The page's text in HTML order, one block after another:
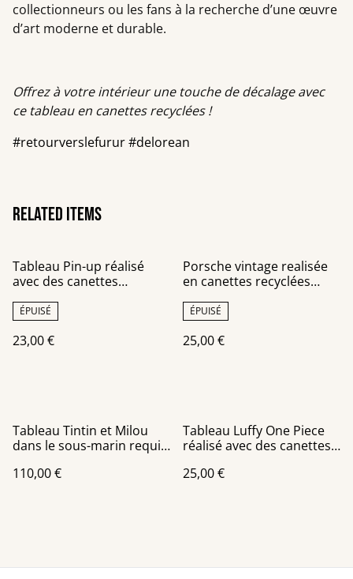
collectionneurs ou les fans à la recherche d’une œuvre
d’art moderne et durable.
Offrez à votre intérieur une touche de décalage avec
ce tableau en canettes recyclées !
#retourverslefurur #delorean
Related items
Tableau Pin-up réalisé
avec des canettes
ÉPUISÉ
23,00 €
Porsche vintage realisée
en canettes recyclées
ÉPUISÉ
25,00 €
Tableau Tintin et Milou
dans le sous-marin requin
recyclées. Pièce unique .
110,00 €
Tableau Luffy One Piece
réalisé avec des canettes
toile de 24x30 cm
25,00 €